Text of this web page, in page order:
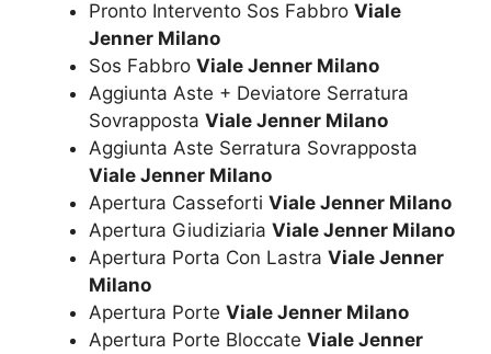
Pronto Intervento Sos Fabbro Viale
Jenner Milano
Sos Fabbro Viale Jenner Milano
Aggiunta Aste + Deviatore Serratura
Sovrapposta Viale Jenner Milano
Aggiunta Aste Serratura Sovrapposta
Viale Jenner Milano
Apertura Casseforti Viale Jenner Milano
Apertura Giudiziaria Viale Jenner Milano
Apertura Porta Con Lastra Viale Jenner
Milano
Apertura Porte Viale Jenner Milano
Apertura Porte Bloccate Viale Jenner